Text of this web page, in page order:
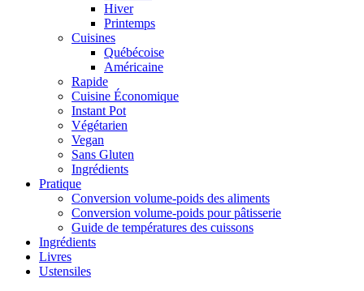
Hiver
Printemps
Cuisines
Québécoise
Américaine
Rapide
Cuisine Économique
Instant Pot
Végétarien
Vegan
Sans Gluten
Ingrédients
Pratique
Conversion volume-poids des aliments
Conversion volume-poids pour pâtisserie
Guide de températures des cuissons
Ingrédients
Livres
Ustensiles